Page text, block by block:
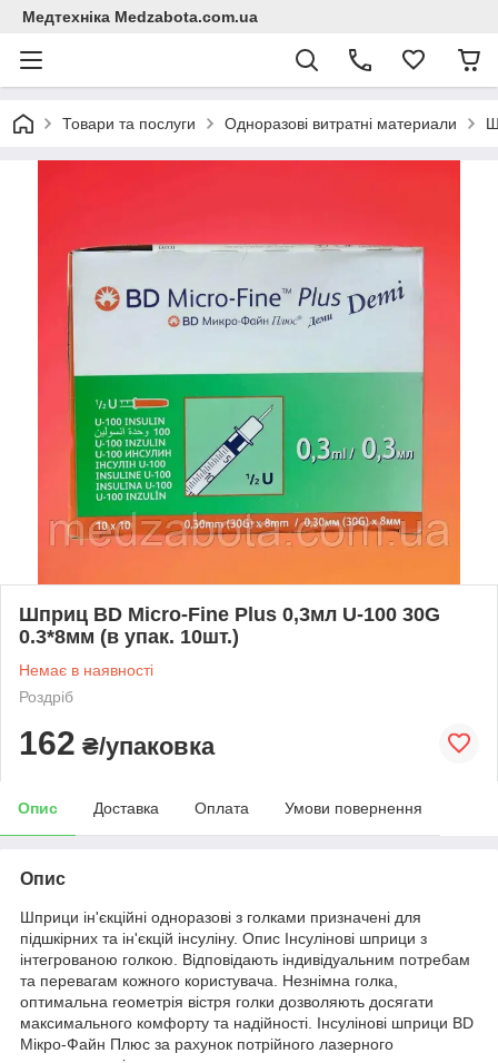
Медтехніка Medzabota.com.ua
Товари та послуги Одноразові витратні материали
Шприц BD Micro-Fine Plus 0,3мл U-100 30G
0.3*8мм (в упак. 10шт.)
Немає в наявності
Роздріб
162 ₴/упаковка
Опис Доставка Оплата Умови повернення
Опис
Шприци ін'єкційні одноразові з голками призначені для
підшкірних та ін'єкцій інсуліну. Опис Інсулінові шприци з
інтегрованою голкою. Відповідають індивідуальним потребам
та перевагам кожного користувача. Незнімна голка,
оптимальна геометрія вістря голки дозволяють досягати
максимального комфорту та надійності. Інсулінові шприци BD
Мікро-Файн Плюс за рахунок потрійного лазерного